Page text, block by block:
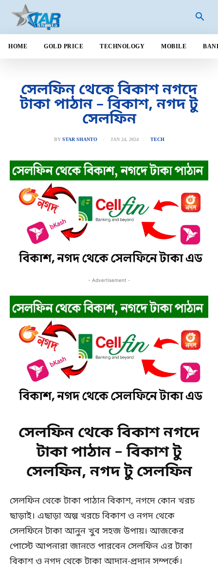
HOME GOLD PRICE TECHNOLOGY MOBILE
সেলফিন থেকে বিকাশ নগদে
টাকা পাঠান – বিকাশ, নগদ টু
সেলফিন
BY STAR SHANTO JAN 24, 2024 TECH
- Advertisement -
সেলফিন থেকে বিকাশ নগদে
টাকা পাঠান – বিকাশ টু
সেলফিন, নগদ টু সেলফিন
সেলফিন থেকে টাকা পাঠান বিকাশ, নগদে কোন খরচ
ছাড়াই। এছাড়া অল্প খরচে বিকাশ ও নগদ থেকে
সেলফিনে টাকা আনুন খুব সহজ উপায়। আজকের
পোস্টে আপনারা জানতে পারবেন সেলফিন এর টাকা
বিকাশ ও নগদ থেকে টাকা আদান-প্রদান সম্পর্কে।